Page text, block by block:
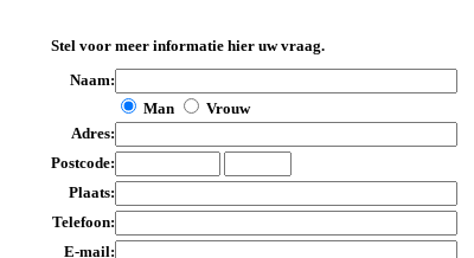
Stel voor meer informatie hier uw vraag.
Naam:
Man
Vrouw
Adres:
Postcode:
Plaats:
Telefoon:
E-mail: